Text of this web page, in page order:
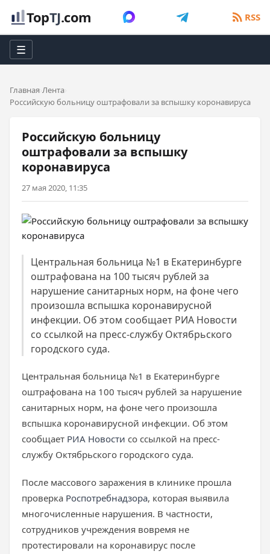
TopTJ.com RSS
☰
Главная Лента
Российскую больницу оштрафовали за вспышку коронавируса
Российскую больницу
оштрафовали за вспышку
коронавируса
27 мая 2020, 11:35
Центральная больница №1 в Екатеринбурге
оштрафована на 100 тысяч рублей за
нарушение санитарных норм, на фоне чего
произошла вспышка коронавирусной
инфекции. Об этом сообщает РИА Новости
со ссылкой на пресс-службу Октябрьского
городского суда.
Центральная больница №1 в Екатеринбурге
оштрафована на 100 тысяч рублей за нарушение
санитарных норм, на фоне чего произошла
вспышка коронавирусной инфекции. Об этом
сообщает РИА Новости со ссылкой на пресс-
службу Октябрьского городского суда.
После массового заражения в клинике прошла
проверка Роспотребнадзора, которая выявила
многочисленные нарушения. В частности,
сотрудников учреждения вовремя не
протестировали на коронавирус после